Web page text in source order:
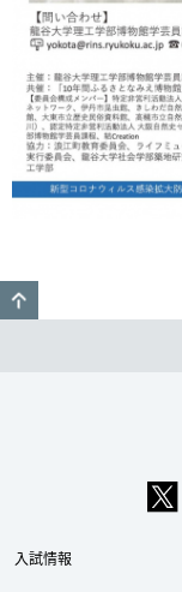
入試情報